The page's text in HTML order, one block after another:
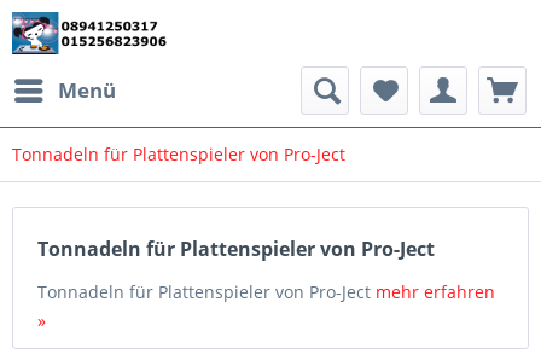
Menü
Tonnadeln für Plattenspieler von Pro-Ject
Tonnadeln für Plattenspieler von Pro-Ject
Tonnadeln für Plattenspieler von Pro-Ject mehr erfahren
»